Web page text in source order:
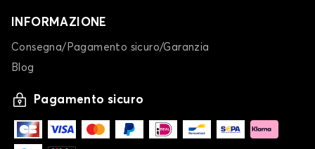
INFORMAZIONE
Consegna/Pagamento sicuro/Garanzia
Blog
Pagamento sicuro